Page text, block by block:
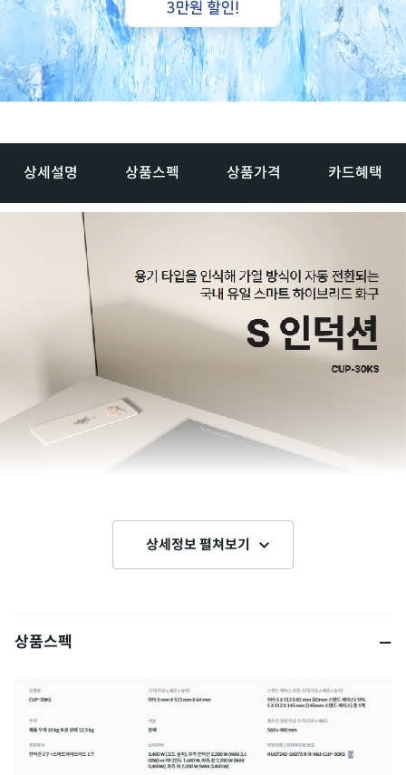
상세설명 상품스펙 상품가격 카드혜택
상세정보 펼쳐보기
상품스펙